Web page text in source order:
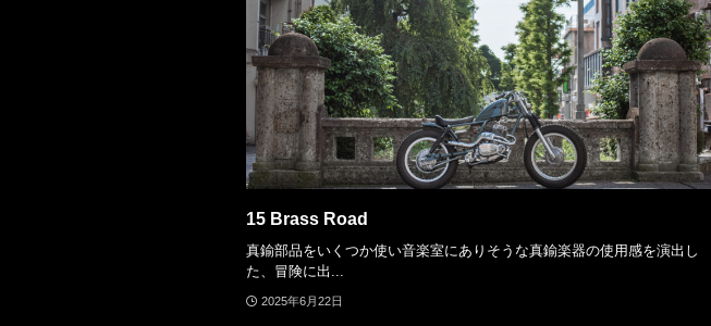
15 Brass Road
真鍮部品をいくつか使い音楽室にありそうな真鍮楽器の使用感を演出し
た、冒険に出...
2025年6月22日